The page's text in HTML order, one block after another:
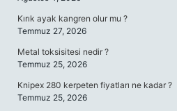
Kırık ayak kangren olur mu ?
Temmuz 27, 2026
Metal toksisitesi nedir ?
Temmuz 25, 2026
Knipex 280 kerpeten fiyatları ne kadar ?
Temmuz 25, 2026